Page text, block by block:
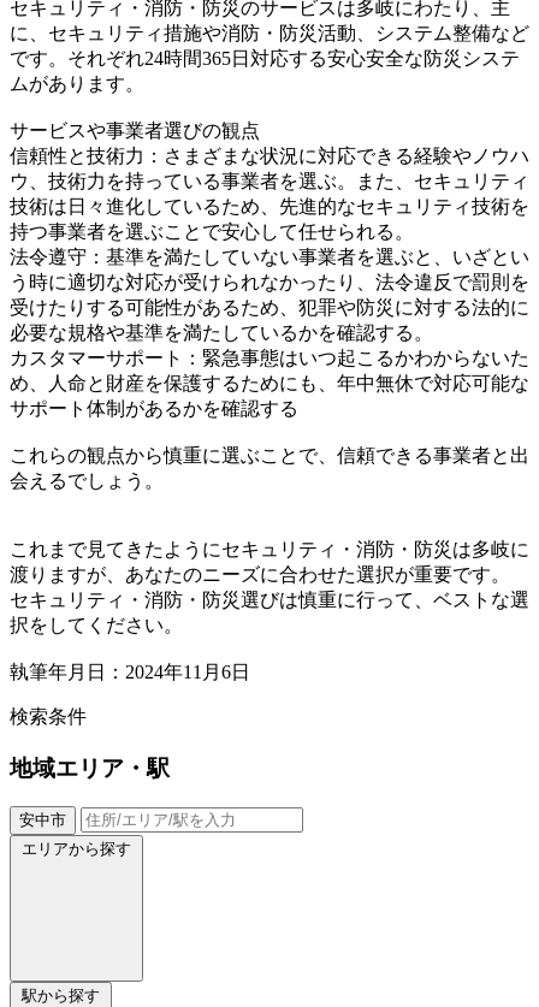
セキュリティ・消防・防災のサービスは多岐にわたり、主
に、セキュリティ措施や消防・防災活動、システム整備など
です。それぞれ24時間365日対応する安心安全な防災システ
ムがあります。
サービスや事業者選びの観点
信頼性と技術力：さまざまな状況に対応できる経験やノウハ
ウ、技術力を持っている事業者を選ぶ。また、セキュリティ
技術は日々進化しているため、先進的なセキュリティ技術を
持つ事業者を選ぶことで安心して任せられる。
法令遵守：基準を満たしていない事業者を選ぶと、いざとい
う時に適切な対応が受けられなかったり、法令違反で罰則を
受けたりする可能性があるため、犯罪や防災に対する法的に
必要な規格や基準を満たしているかを確認する。
カスタマーサポート：緊急事態はいつ起こるかわからないた
め、人命と財産を保護するためにも、年中無休で対応可能な
サポート体制があるかを確認する
これらの観点から慎重に選ぶことで、信頼できる事業者と出
会えるでしょう。
これまで見てきたようにセキュリティ・消防・防災は多岐に
渡りますが、あなたのニーズに合わせた選択が重要です。
セキュリティ・消防・防災選びは慎重に行って、ベストな選
択をしてください。
執筆年月日：2024年11月6日
検索条件
地域エリア・駅
安中市
エリアから探す
駅から探す